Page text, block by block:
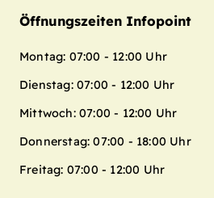
Öffnungszeiten Infopoint
Montag: 07:00 - 12:00 Uhr
Dienstag: 07:00 - 12:00 Uhr
Mittwoch: 07:00 - 12:00 Uhr
Donnerstag: 07:00 - 18:00 Uhr
Freitag: 07:00 - 12:00 Uhr